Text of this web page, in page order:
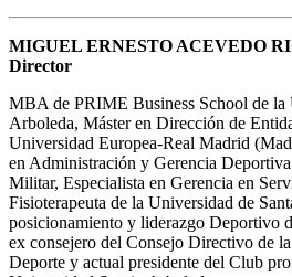
MIGUEL ERNESTO ACEVEDO
Director
MBA de PRIME Business School de la
Arboleda, Máster en Dirección de
Universidad Europea-Real Madrid
en Administración y Gerencia
Militar, Especialista en Gerencia en
Fisioterapeuta de la Universidad de
posicionamiento y liderazgo Deportivo
ex consejero del Consejo Directivo de
Deporte y actual presidente del Club